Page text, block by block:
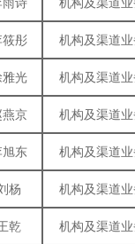
筱彤 机构及渠道
雅光 机构及渠道
燕京 机构及渠道
旭东 机构及渠道
杨 机构及渠道
乾 机构及渠道